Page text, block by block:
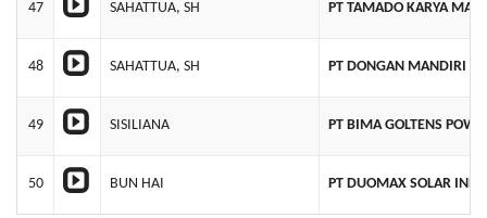
47 SAHATTUA, SH PT TAMADO KARYA
48 SAHATTUA, SH PT DONGAN MANDIRI
49 SISILIANA PT BIMA GOLTENS
50 BUN HAI PT DUOMAX SOLAR